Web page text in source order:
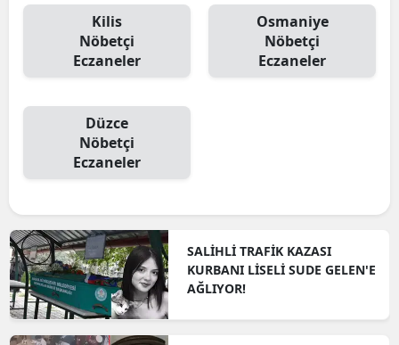
Kilis
Nöbetçi
Eczaneler
Osmaniye
Nöbetçi
Eczaneler
Düzce
Nöbetçi
Eczaneler
SALİHLİ TRAFİK KAZASI
KURBANI LİSELİ SUDE GELEN'E
AĞLIYOR!